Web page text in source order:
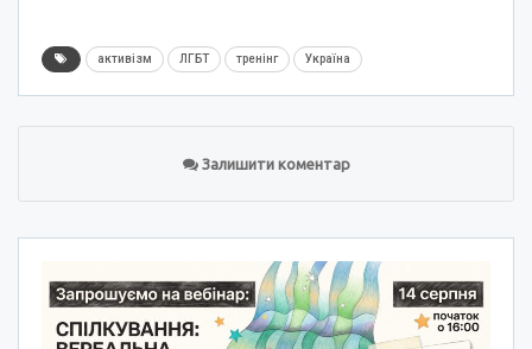
активізм ЛГБТ тренінг Україна
Залишити коментар